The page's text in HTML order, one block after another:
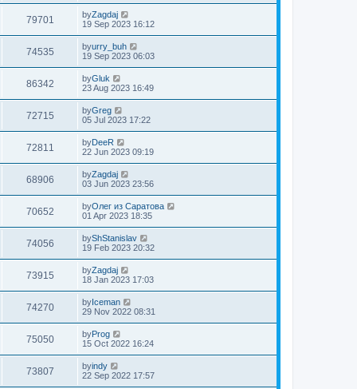
79701 byZagdaj
19 Sep 2023 16:12
74535 byurry_buh
19 Sep 2023 06:03
86342 byGluk
23 Aug 2023 16:49
72715 byGreg
05 Jul 2023 17:22
72811 byDeeR
22 Jun 2023 09:19
68906 byZagdaj
03 Jun 2023 23:56
70652 byОлег из Саратова
01 Apr 2023 18:35
74056 byShStanislav
19 Feb 2023 20:32
73915 byZagdaj
18 Jan 2023 17:03
74270 byIceman
29 Nov 2022 08:31
75050 byProg
15 Oct 2022 16:24
73807 byindy
22 Sep 2022 17:57